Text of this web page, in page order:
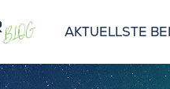
AKTUELLSTE